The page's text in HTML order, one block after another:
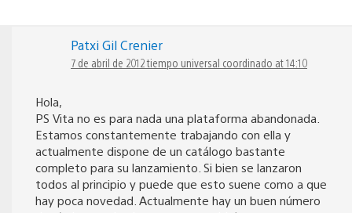
Patxi Gil Crenier
7 de abril de 2012 tiempo universal coordinado at 14:10
Hola,
PS Vita no es para nada una plataforma abandonada.
Estamos constantemente trabajando con ella y
actualmente dispone de un catálogo bastante
completo para su lanzamiento. Si bien se lanzaron
todos al principio y puede que esto suene como a que
hay poca novedad. Actualmente hay un buen número